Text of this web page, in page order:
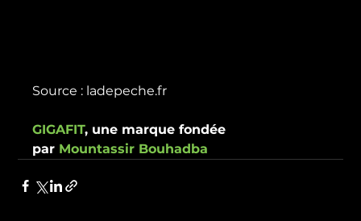
GIGAFIT, une marque fondée
par Mountassir Bouhadba